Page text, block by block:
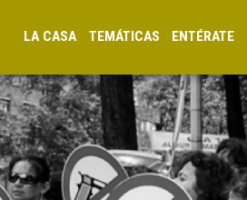
LA CASA TEMÁTICAS ENTÉRATE